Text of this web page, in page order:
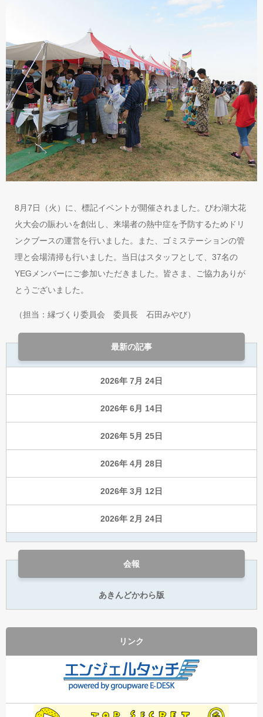
8月7日（火）に、標記イベントが開催されました。びわ湖大花
火大会の賑わいを創出し、来場者の熱中症を予防するためドリ
ンクブースの運営を行いました。また、ゴミステーションの管
理と会場清掃も行いました。当日はスタッフとして、37名の
YEGメンバーにご参加いただきました。皆さま、ご協力ありが
とうございました。
（担当：縁づくり委員会 委員長 石田みやび）
最新の記事
2026年 7月 24日
2026年 6月 14日
2026年 5月 25日
2026年 4月 28日
2026年 3月 12日
2026年 2月 24日
会報
あきんどかわら版
リンク